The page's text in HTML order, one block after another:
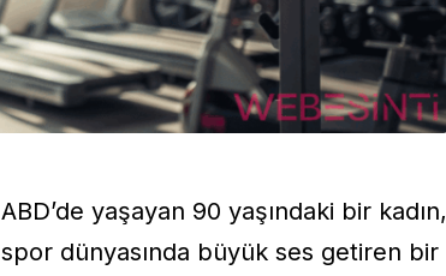
ABD’de yaşayan 90 yaşındaki bir kadın,
spor dünyasında büyük ses getiren bir